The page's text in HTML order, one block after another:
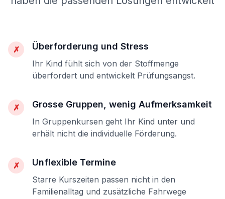
✗ Überforderung und Stress
Ihr Kind fühlt sich von der Stoffmenge
überfordert und entwickelt Prüfungsangst.
✗ Grosse Gruppen, wenig Aufmerksamkeit
In Gruppenkursen geht Ihr Kind unter und
erhält nicht die individuelle Förderung.
✗ Unflexible Termine
Starre Kurszeiten passen nicht in den
Familienalltag und zusätzliche Fahrwege